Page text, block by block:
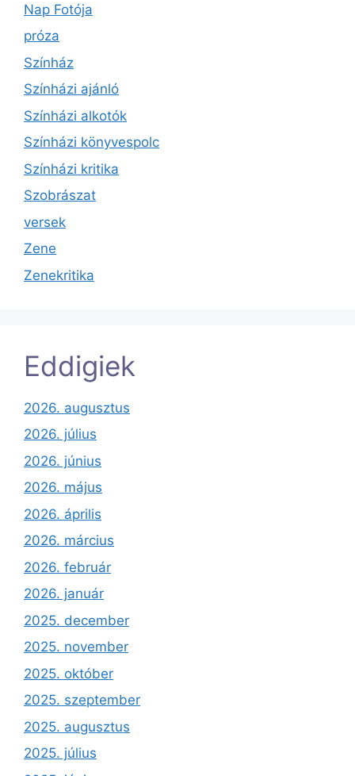
Nap Fotója
próza
Színház
Színházi ajánló
Színházi alkotók
Színházi könyvespolc
Színházi kritika
Szobrászat
versek
Zene
Zenekritika
Eddigiek
2026. augusztus
2026. július
2026. június
2026. május
2026. április
2026. március
2026. február
2026. január
2025. december
2025. november
2025. október
2025. szeptember
2025. augusztus
2025. július